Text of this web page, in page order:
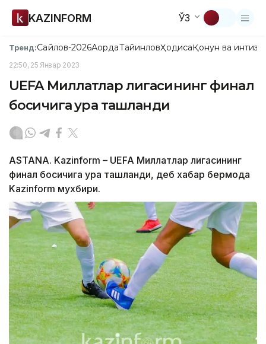
KAZINFORM ЎЗ
Тренд:Сайлов-2026АқордаТайинловҲодисаҚонун ва
22:50, 25 Январ 2023
UEFA Миллатлар лигасининг финал
босқичига қура ташланди
ASTANA. Kazinform – UEFA Миллатлар лигасининг
финал босқичига қура ташланди, деб хабар бермоқда
Kazinform мухбири.